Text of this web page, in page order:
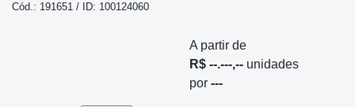
Cód.: 191651 / ID: 100124060
A partir de
R$ --.---,-- unidades
por ---